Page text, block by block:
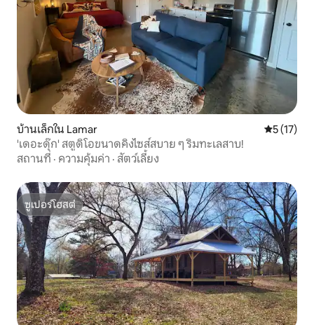
บ้านเล็กใน Lamar คะแนนเฉลี่
5 (17)
'เดอะดุ๊ก' สตูดิโอขนาดคิงไซส์สบาย ๆ ริมทะเลสาบ!
สถานที่ · ความคุ้มค่า · สัตว์เลี้ยง
ซูเปอร์โฮสต์
ซูเปอร์โฮสต์